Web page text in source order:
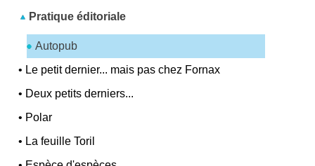
Pratique éditoriale
Autopub
• Le petit dernier... mais pas chez Fornax
• Deux petits derniers...
• Polar
• La feuille Toril